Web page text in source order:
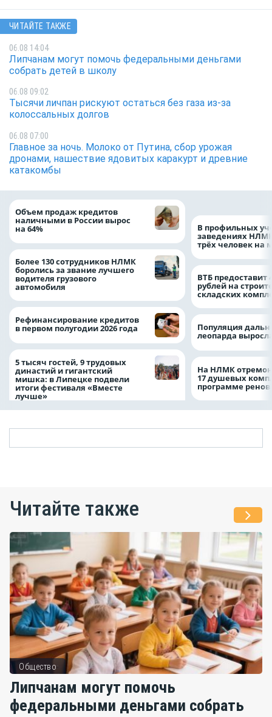
ЧИТАЙТЕ ТАКЖЕ
06.08 14:04
Липчанам могут помочь федеральными деньгами
собрать детей в школу
06.08 09:02
Тысячи личпан рискуют остаться без газа из-за
колоссальных долгов
06.08 07:00
Главное за ночь. Молоко от Путина, сбор урожая
дронами, нашествие ядовитых каракурт и древние
катакомбы
Объем продаж кредитов
наличными в России вырос
на 64%
Более 130 сотрудников НЛМК
боролись за звание лучшего
водителя грузового
автомобиля
Рефинансирование кредитов
в первом полугодии 2026 года
5 тысяч гостей, 9 трудовых
династий и гигантский
мишка: в Липецке подвели
итоги фестиваля «Вместе
лучше»
В профильных
заведениях
трёх человек на
ВТБ предоставит
рублей на
складских
Популяция
леопарда
На НЛМК
17 душевых
программе
Читайте также
Общество
Липчанам могут помочь
федеральными деньгами собрать